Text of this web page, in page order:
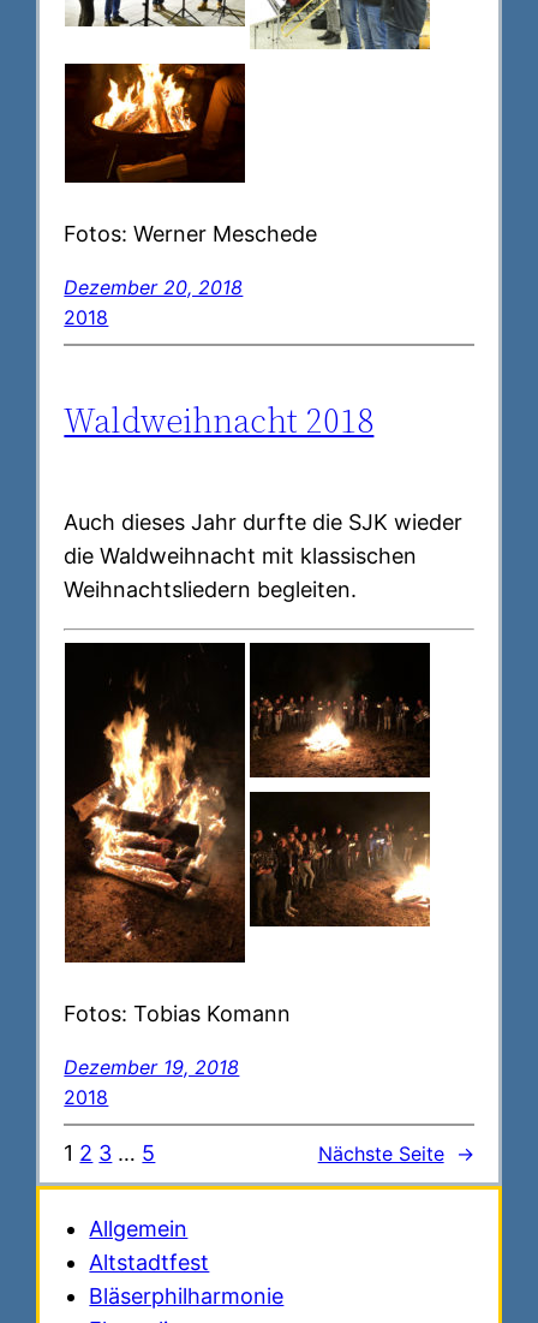
Fotos: Werner Meschede
Dezember 20, 2018
2018
Waldweihnacht 2018
Auch dieses Jahr durfte die SJK wieder
die Waldweihnacht mit klassischen
Weihnachtsliedern begleiten.
Fotos: Tobias Komann
Dezember 19, 2018
2018
1 2 3 … 5 Nächste Seite →
Allgemein
Altstadtfest
Bläserphilharmonie